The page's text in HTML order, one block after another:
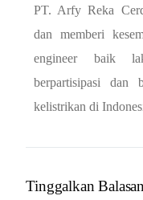
PT. Arfy Reka
dan memberi
engineer baik
berpartisipasi dan
kelistrikan di
Tinggalkan